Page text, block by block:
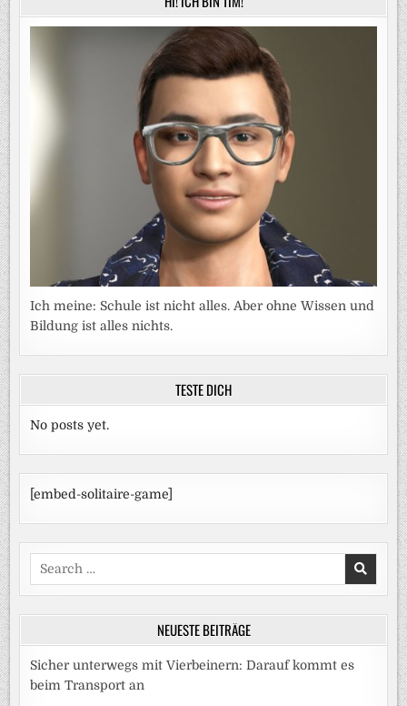
Ich meine: Schule ist nicht alles. Aber ohne Wissen und
Bildung ist alles nichts.
TESTE DICH
No posts yet.
[embed-solitaire-game]
Search
for:
NEUESTE BEITRÄGE
Sicher unterwegs mit Vierbeinern: Darauf kommt es
beim Transport an